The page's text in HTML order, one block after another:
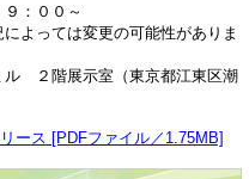
：００～
よっては変更の可能性がありま
ル ２階展示室（東京都江東区潮
ース [PDFファイル／1.75MB]